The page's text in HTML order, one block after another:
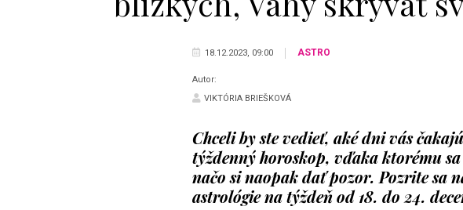
18.12.2023, 09:00 ASTRO
Autor:
VIKTÓRIA BRIEŠKOVÁ
Chceli by ste vedieť, aké dni vás
týždenný horoskop, vďaka ktorému
načo si naopak dať pozor. Pozrite sa
astrológie na týždeň od 18. do 24.